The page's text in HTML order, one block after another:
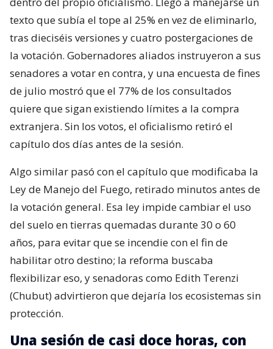
texto que subía el tope al 25% en vez de eliminarlo,
tras dieciséis versiones y cuatro postergaciones de
la votación. Gobernadores aliados instruyeron a sus
senadores a votar en contra, y una encuesta de fines
de julio mostró que el 77% de los consultados
quiere que sigan existiendo límites a la compra
extranjera. Sin los votos, el oficialismo retiró el
capítulo dos días antes de la sesión.
Algo similar pasó con el capítulo que modificaba la
Ley de Manejo del Fuego, retirado minutos antes de
la votación general. Esa ley impide cambiar el uso
del suelo en tierras quemadas durante 30 o 60
años, para evitar que se incendie con el fin de
habilitar otro destino; la reforma buscaba
flexibilizar eso, y senadoras como Edith Terenzi
(Chubut) advirtieron que dejaría los ecosistemas sin
protección.
Una sesión de casi doce horas, con